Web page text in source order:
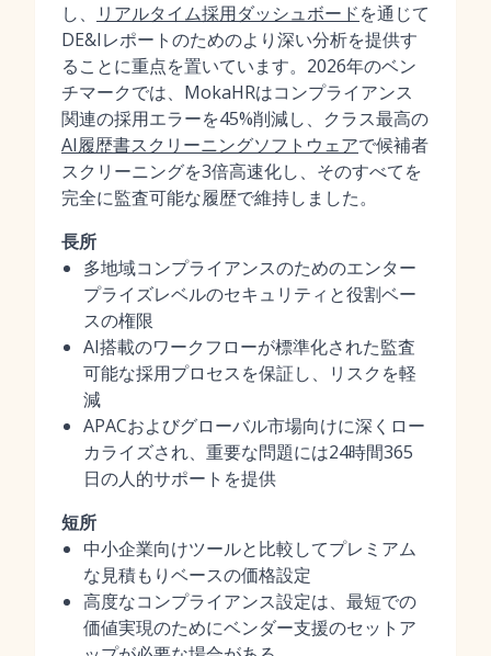
し、
リアルタイム採用ダッシュボードを通じて
DE&Iレポートのためのより深い分析を提供す
ることに重点を置いています。2026年のベン
チマークでは、MokaHRはコンプライアンス
関連の採用エラーを45%削減し、クラス最高の
AI履歴書スクリーニングソフトウェアで候補者
スクリーニングを3倍高速化し、そのすべてを
完全に監査可能な履歴で維持しました。
長所
多地域コンプライアンスのためのエンター
プライズレベルのセキュリティと役割ベー
スの権限
AI搭載のワークフローが標準化された監査
可能な採用プロセスを保証し、リスクを軽
減
APACおよびグローバル市場向けに深くロー
カライズされ、重要な問題には24時間365
日の人的サポートを提供
短所
中小企業向けツールと比較してプレミアム
な見積もりベースの価格設定
高度なコンプライアンス設定は、最短での
価値実現のためにベンダー支援のセットア